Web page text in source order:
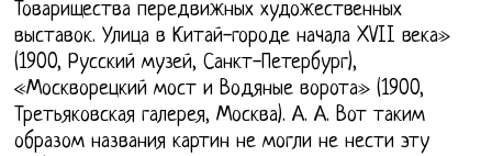
Товарищества передвижных художественных
выставок. Улица в Китай-городе начала XVII века»
(1900, Русский музей, Санкт-Петербург),
«Москворецкий мост и Водяные ворота» (1900,
Третьяковская галерея, Москва). А. А. Вот таким
образом названия картин не могли не нести эту